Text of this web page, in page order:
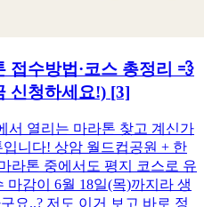
접수방법·코스 총정리 💨
신청하세요!) [3]
서 열리는 마라톤 찾고 계신가
니다! 상암 월드컵공원 + 한
라톤 중에서도 평지 코스로 유
마감이 6월 18일(목)까지라 생
요..? 저도 이거 보고 바로 정